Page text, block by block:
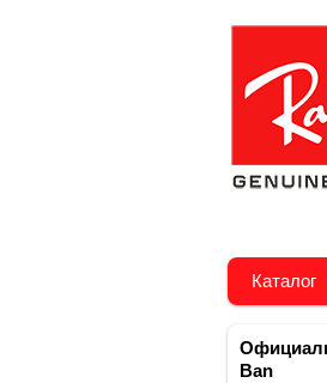
Каталог
Ban